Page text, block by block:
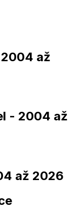
až
2,020 2,025
2,020 2,025
- 2004 až
2,020 2,025
2,020 2,025
až 2026